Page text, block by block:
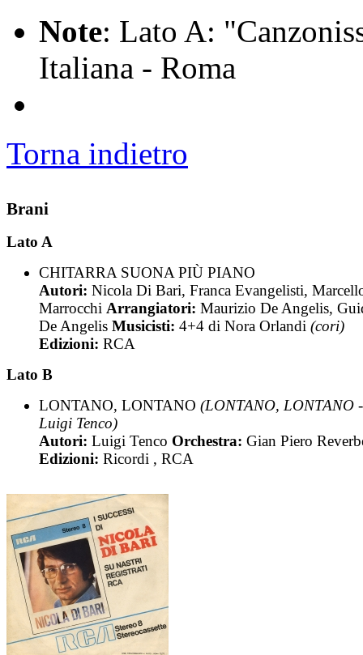
Note: Lato A:
Italiana - Roma
Torna indietro
Brani
Lato A
CHITARRA SUONA PIÙ PIANO
Autori: Nicola Di Bari, Franca Evangelisti,
Marrocchi Arrangiatori: Maurizio De Angelis,
De Angelis Musicisti: 4+4 di Nora Orlandi (cori)
Edizioni: RCA
Lato B
LONTANO, LONTANO (LONTANO, LONTANO -
Luigi Tenco)
Autori: Luigi Tenco Orchestra: Gian Piero
Edizioni: Ricordi , RCA